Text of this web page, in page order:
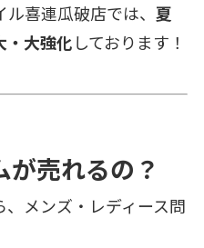
喜連瓜破店では、 夏
・大強化しております！
が売れるの？
メンズ・レディース問